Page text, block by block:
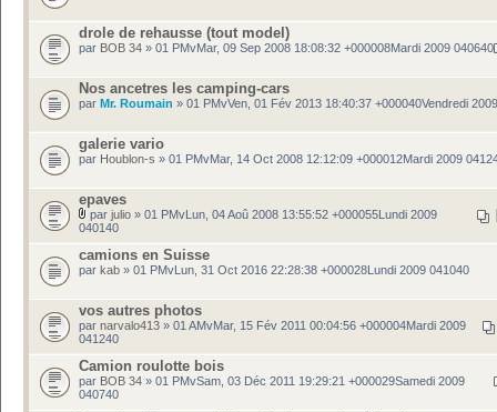
drole de rehausse (tout model)
par BOB 34 » 01 PMvMar, 09 Sep 2008 18:08:32 +000008Mardi 2009 040640
Nos ancetres les camping-cars
par Mr. Roumain » 01 PMvVen, 01 Fév 2013 18:40:37 +000040Vendredi
galerie vario
par Houblon-s » 01 PMvMar, 14 Oct 2008 12:12:09 +000012Mardi 2009
epaves
par julio » 01 PMvLun, 04 Aoû 2008 13:55:52 +000055Lundi 2009
040140
camions en Suisse
par kab » 01 PMvLun, 31 Oct 2016 22:28:38 +000028Lundi 2009 041040
vos autres photos
par narvalo413 » 01 AMvMar, 15 Fév 2011 00:04:56 +000004Mardi 2009
041240
Camion roulotte bois
par BOB 34 » 01 PMvSam, 03 Déc 2011 19:29:21 +000029Samedi 2009
040740